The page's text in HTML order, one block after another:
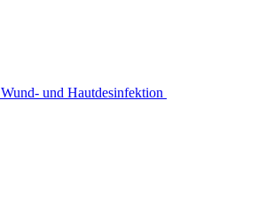
Wund- und Hautdesinfektion